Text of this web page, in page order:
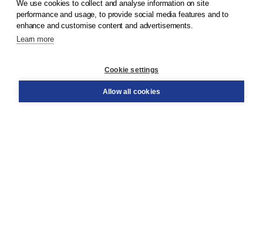
© 2026Koninklijke Boom uitgevers
Order
We use cookies to collect and analyse information on site
performance and usage, to provide social media features and to
enhance and customise content and advertisements.
Learn more
Cookie settings
Allow all cookies